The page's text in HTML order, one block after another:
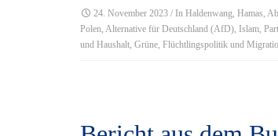
24. November 2023 / In Haldenwang, Hamas,
Polen, Alternative für Deutschland (AfD), Islam,
und Haushalt, Grüne, Flüchtlingspolitik und